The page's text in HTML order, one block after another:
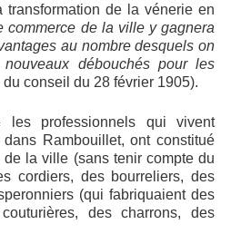
de la vénerie en
commerce de la ville y gagnera
au nombre desquels on
débouchés pour les
conseil du 28 février 1905).
professionnels qui vivent
Rambouillet, ont constitué
la ville (sans tenir compte du
cordiers, des bourreliers, des
(qui fabriquaient des
des charrons, des